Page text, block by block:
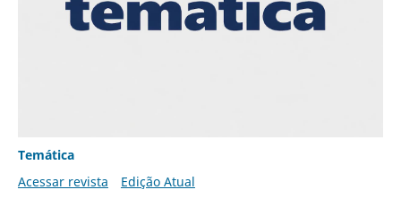
Temática
Acessar revista
Edição Atual